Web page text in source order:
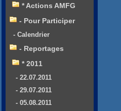
* Actions AMFG
- Pour Participer
- Calendrier
- Reportages
* 2011
- 22.07.2011
- 29.07.2011
- 05.08.2011